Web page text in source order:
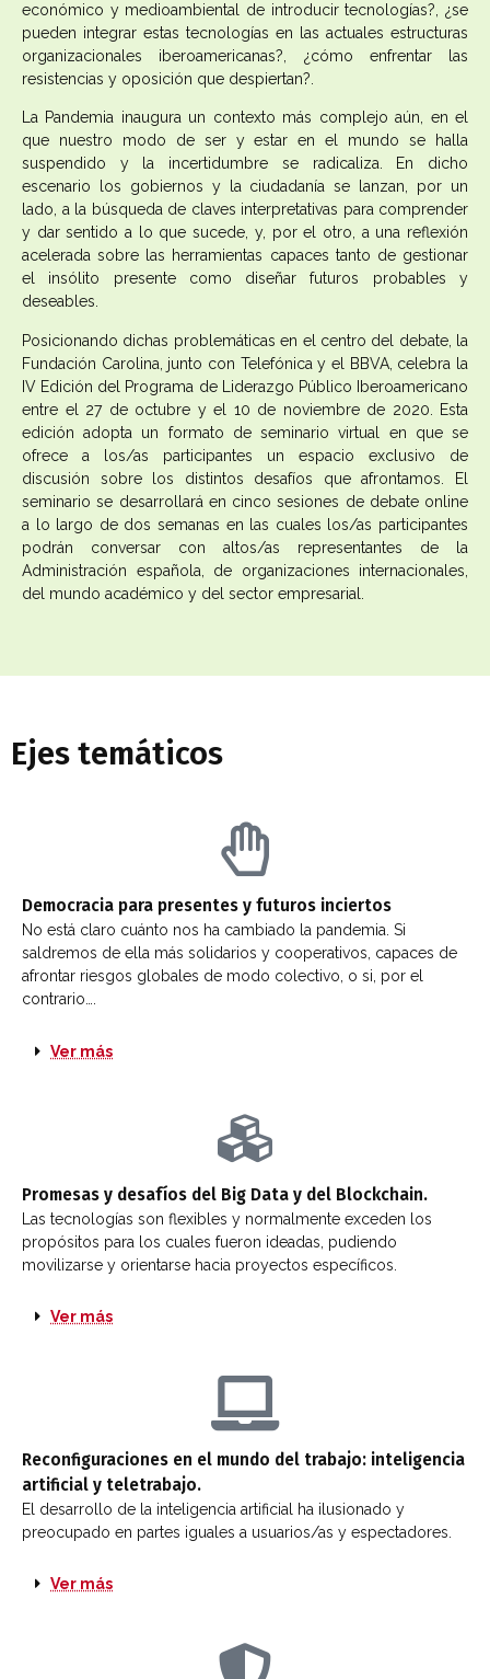
económico y medioambiental de introducir tecnologías?, ¿se
pueden integrar estas tecnologías en las actuales estructuras
organizacionales iberoamericanas?, ¿cómo enfrentar las
resistencias y oposición que despiertan?.
La Pandemia inaugura un contexto más complejo aún, en el
que nuestro modo de ser y estar en el mundo se halla
suspendido y la incertidumbre se radicaliza. En dicho
escenario los gobiernos y la ciudadanía se lanzan, por un
lado, a la búsqueda de claves interpretativas para comprender
y dar sentido a lo que sucede, y, por el otro, a una reflexión
acelerada sobre las herramientas capaces tanto de gestionar
el insólito presente como diseñar futuros probables y
deseables.
Posicionando dichas problemáticas en el centro del debate, la
Fundación Carolina, junto con Telefónica y el BBVA, celebra la
IV Edición del Programa de Liderazgo Público Iberoamericano
entre el 27 de octubre y el 10 de noviembre de 2020. Esta
edición adopta un formato de seminario virtual en que se
ofrece a los/as participantes un espacio exclusivo de
discusión sobre los distintos desafíos que afrontamos. El
seminario se desarrollará en cinco sesiones de debate online
a lo largo de dos semanas en las cuales los/as participantes
podrán conversar con altos/as representantes de la
Administración española, de organizaciones internacionales,
del mundo académico y del sector empresarial.
Ejes temáticos
Democracia para presentes y futuros inciertos
No está claro cuánto nos ha cambiado la pandemia. Si
saldremos de ella más solidarios y cooperativos, capaces de
afrontar riesgos globales de modo colectivo, o si, por el
contrario…. ​
Ver más
Promesas y desafíos del Big Data y del Blockchain.
Las tecnologías son flexibles y normalmente exceden los
propósitos para los cuales fueron ideadas, pudiendo
movilizarse y orientarse hacia proyectos específicos.
Ver más
Reconfiguraciones en el mundo del trabajo: inteligencia
artificial y teletrabajo.
El desarrollo de la inteligencia artificial ha ilusionado y
preocupado en partes iguales a usuarios/as y espectadores.​
Ver más